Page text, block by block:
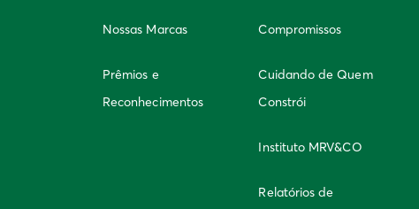
Nossas Marcas
Prêmios e
Reconhecimentos
Compromissos
Cuidando de Quem
Constrói
Instituto MRV&CO
Relatórios de